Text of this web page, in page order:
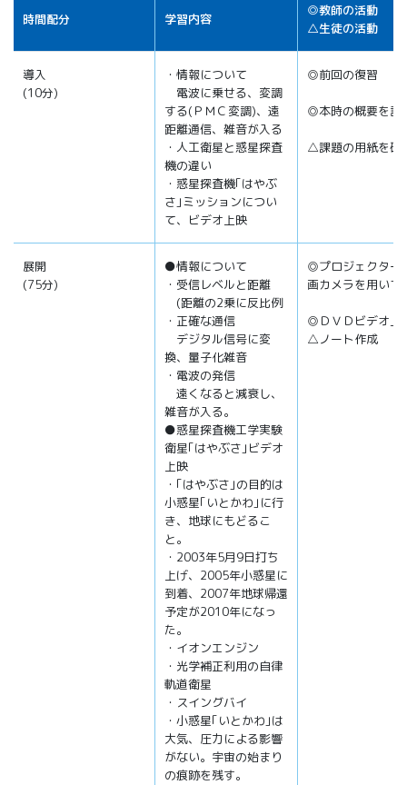
時間配分 学習内容
◎教師の活動
△生徒の活動
導入
(10分)
・情報について
電波に乗せる、変調
する(ＰＭＣ変調)、遠
距離通信、雑音が入る
・人工衛星と惑星探査
機の違い
・惑星探査機｢はやぶ
さ｣ミッションについ
て、ビデオ上映
◎前回の復習
◎本時の概要を説
△課題の用紙を確
展開
(75分)
●情報について
・受信レベルと距離
(距離の2乗に反比例
・正確な通信
デジタル信号に変
換、量子化雑音
・電波の発信
遠くなると減衰し、
雑音が入る。
●惑星探査機工学実験
衛星｢はやぶさ｣ビデオ
上映
・｢はやぶさ｣の目的は
小惑星｢いとかわ｣に行
き、地球にもどるこ
と。
・2003年5月9日打ち
上げ、2005年小惑星に
到着、2007年地球帰還
予定が2010年になっ
た。
・イオンエンジン
・光学補正利用の自律
軌道衛星
・スイングバイ
・小惑星｢いとかわ｣は
大気、圧力による影響
がない。宇宙の始まり
の痕跡を残す。
◎プロジェクター
画カメラを用いて
◎ＤＶＤビデオ上
△ノート作成